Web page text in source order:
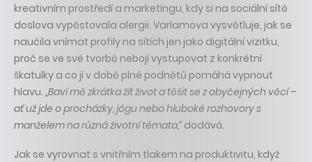
kreativním prostředí a marketingu, kdy si na sociální sítě
doslova vypěstovala alergii. Varlamova vysvětluje, jak se
naučila vnímat profily na sítích jen jako digitální vizitku,
proč se ve své tvorbě nebojí vystupovat z konkrétní
škatulky a co jí v době plné podnětů pomáhá vypnout
hlavu. „Baví mě zkrátka žít život a těšit se z obyčejných věcí –
ať už jde o procházky, jógu nebo hluboké rozhovory s
manželem na různá životní témata,“ dodává.
Jak se vyrovnat s vnitřním tlakem na produktivitu, když